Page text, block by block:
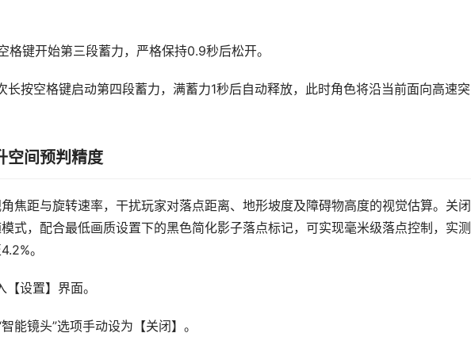
格键开始第三段蓄力，严格保持0.9秒后松开。
长按空格键启动第四段蓄力，满蓄力1秒后自动释放，此时角色将沿当前面向高速突
空间预判精度
焦距与旋转速率，干扰玩家对落点距离、地形坡度及障碍物高度的视觉估算。关
式，配合最低画质设置下的黑色简化影子落点标记，可实现毫米级落点控制，实
。
设置】界面。
能镜头”选项手动设为【关闭】。